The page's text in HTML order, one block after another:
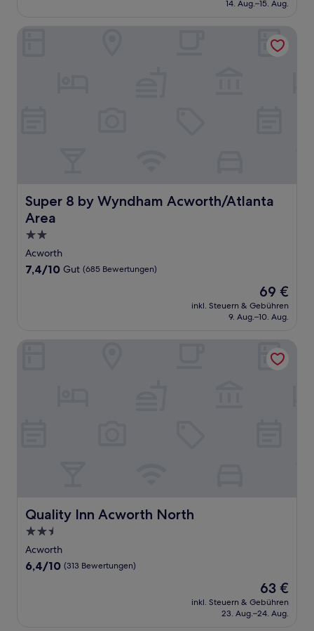
14. Aug.–15. Aug.
Super 8 by Wyndham Acworth/Atlanta
Area
Super 8 by Wyndham Acworth/Atlanta Area
2.0-
Sterne-
Unterkunft
Acworth
7.4
7,4/10 Gut (685 Bewertungen)
Der
Preis
beträgt
69 €
inkl. Steuern & Gebühren
9. Aug.–10. Aug.
Quality Inn Acworth North
Quality Inn Acworth North
2.5-
Sterne-
Unterkunft
Acworth
6.4
6,4/10 (313 Bewertungen)
Der
Preis
beträgt
63 €
inkl. Steuern & Gebühren
23. Aug.–24. Aug.